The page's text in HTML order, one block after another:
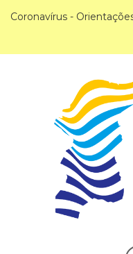
Coronavírus -